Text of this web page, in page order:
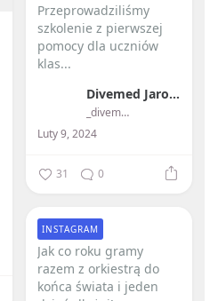
Przeprowadziliśmy
szkolenie z pierwszej
pomocy dla uczniów
klas...
Divemed Jarosław Przybylski
_divemed_
Luty 9, 2024
31 0
Jak co roku gramy
razem z orkiestrą do
końca świata i jeden
INSTAGRAM